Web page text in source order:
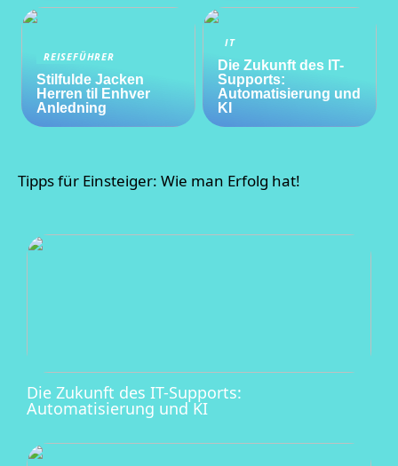
REISEFÜHRER
Stilfulde Jacken
Herren til Enhver
Anledning
IT
Die Zukunft des IT-
Supports:
Automatisierung und
KI
Tipps für Einsteiger: Wie man Erfolg hat!
Die Zukunft des IT-Supports:
Automatisierung und KI